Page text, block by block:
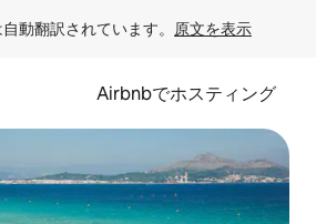
動翻訳されています。 原文を表示
Airbnbでホスティング